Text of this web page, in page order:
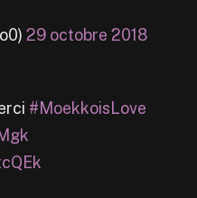
29 octobre 2018
#MoekkoisLove